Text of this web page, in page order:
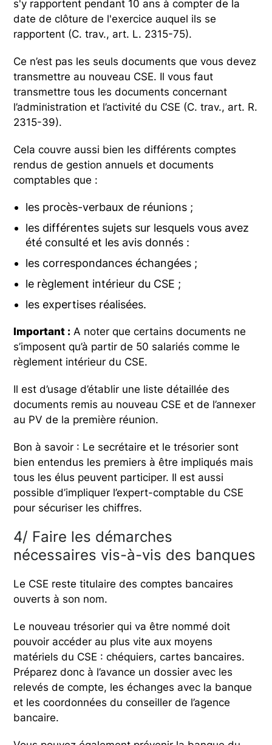
s'y rapportent pendant 10 ans à compter de la
date de clôture de l'exercice auquel ils se
rapportent (C. trav., art. L. 2315-75).
Ce n’est pas les seuls documents que vous devez
transmettre au nouveau CSE. Il vous faut
transmettre tous les documents concernant
l’administration et l’activité du CSE (C. trav., art. R.
2315-39).
Cela couvre aussi bien les différents comptes
rendus de gestion annuels et documents
comptables que :
les procès-verbaux de réunions ;
les différentes sujets sur lesquels vous avez
été consulté et les avis donnés :
les correspondances échangées ;
le règlement intérieur du CSE ;
les expertises réalisées.
Important : A noter que certains documents ne
s’imposent qu’à partir de 50 salariés comme le
règlement intérieur du CSE.
Il est d’usage d’établir une liste détaillée des
documents remis au nouveau CSE et de l’annexer
au PV de la première réunion.
Bon à savoir : Le secrétaire et le trésorier sont
bien entendus les premiers à être impliqués mais
tous les élus peuvent participer. Il est aussi
possible d’impliquer l’expert-comptable du CSE
pour sécuriser les chiffres.
4/ Faire les démarches
nécessaires vis-à-vis des banques
Le CSE reste titulaire des comptes bancaires
ouverts à son nom.
Le nouveau trésorier qui va être nommé doit
pouvoir accéder au plus vite aux moyens
matériels du CSE : chéquiers, cartes bancaires.
Préparez donc à l’avance un dossier avec les
relevés de compte, les échanges avec la banque
et les coordonnées du conseiller de l’agence
bancaire.